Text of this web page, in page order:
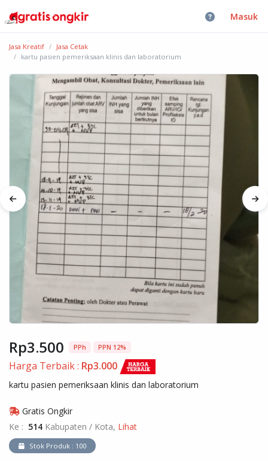
Masuk
Jasa Kreatif
Jasa Cetak
kartu pasien pemeriksaan klinis dan laboratorium
Rp3.500 PPh PPN 12%
Harga Terbaik : Rp3.000
kartu pasien pemeriksaan klinis dan laboratorium
Gratis Ongkir
Ke : 514 Kabupaten / Kota, Lihat
Stok Produk : 100